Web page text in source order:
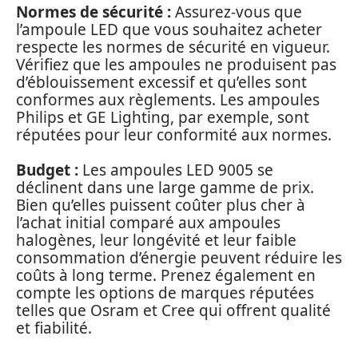
Normes de sécurité :Assurez-vous que
l’ampoule LED que vous souhaitez acheter
respecte les normes de sécurité en vigueur.
Vérifiez que les ampoules ne produisent pas
d’éblouissement excessif et qu’elles sont
conformes aux règlements. Les ampoules
Philips et GE Lighting, par exemple, sont
réputées pour leur conformité aux normes.
Budget : Les ampoules LED 9005 se
déclinent dans une large gamme de prix.
Bien qu’elles puissent coûter plus cher à
l’achat initial comparé aux ampoules
halogènes, leur longévité et leur faible
consommation d’énergie peuvent réduire les
coûts à long terme. Prenez également en
compte les options de marques réputées
telles que Osram et Cree qui offrent qualité
et fiabilité.